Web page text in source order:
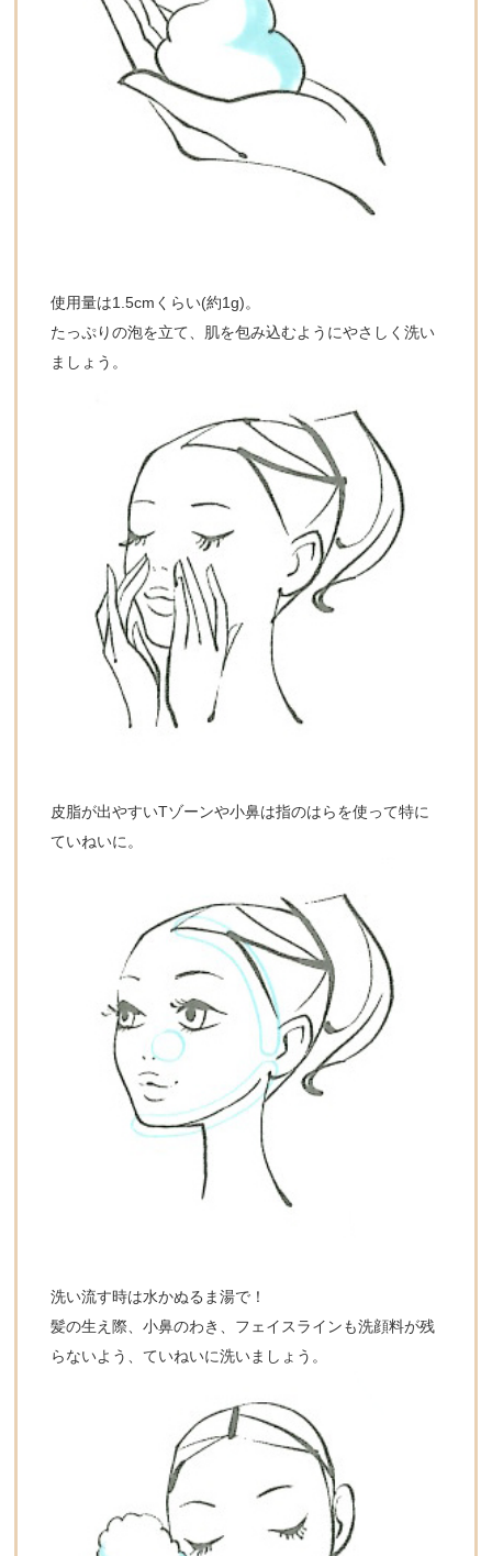
使用量は1.5cmくらい(約1g)。
たっぷりの泡を立て、肌を包み込むようにやさしく洗い
ましょう。
皮脂が出やすいTゾーンや小鼻は指のはらを使って特に
ていねいに。
洗い流す時は水かぬるま湯で！
髪の生え際、小鼻のわき、フェイスラインも洗顔料が残
らないよう、ていねいに洗いましょう。